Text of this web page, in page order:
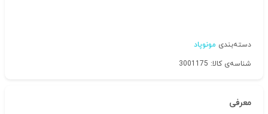
دسته‌بندی مونوپاد
شناسه‌ی کالا: 3001175
معرفی